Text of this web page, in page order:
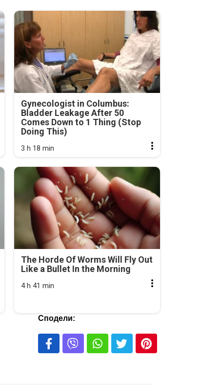
Gynecologist in Columbus:
Bladder Leakage After 50
Comes Down to 1 Thing (Stop
Doing This)
3 h 18 min
The Horde Of Worms Will Fly Out
Like a Bullet In the Morning
4 h 41 min
Сподели: